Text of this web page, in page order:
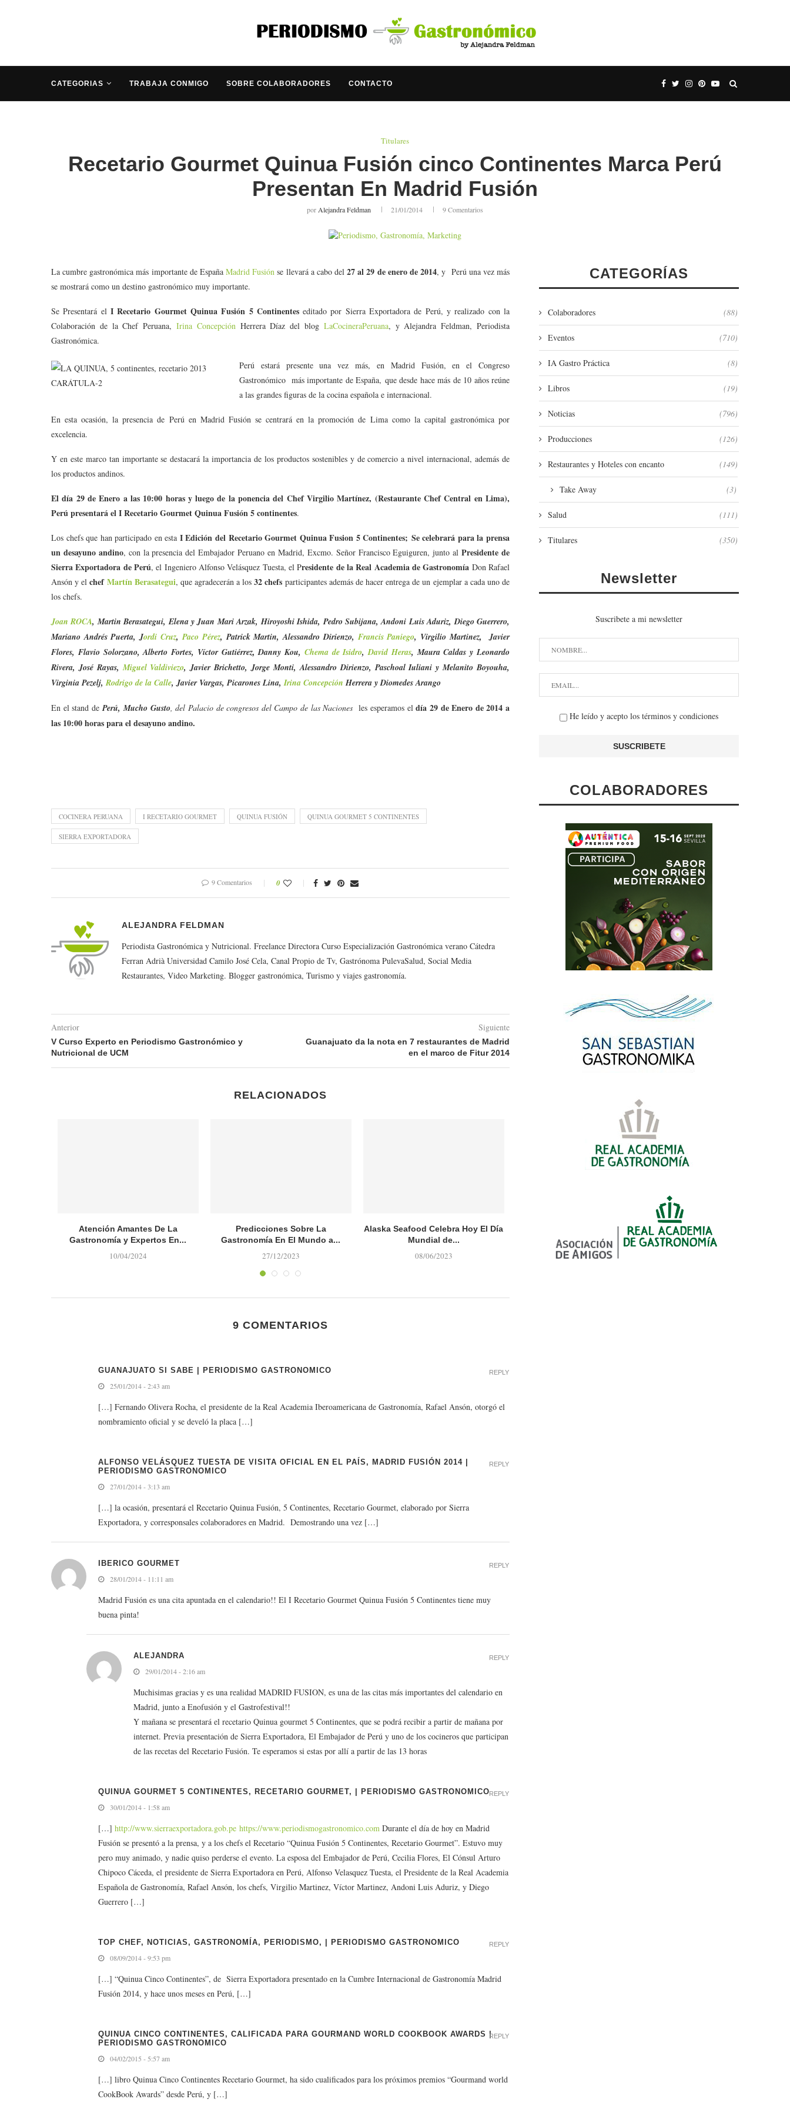
CATEGORIAS TRABAJA CONMIGO SOBRE COLABORADORES CONTACTO
Titulares
Recetario Gourmet Quinua Fusión cinco Continentes Marca Perú
Presentan En Madrid Fusión
porAlejandra Feldman 21/01/2014 9 Comentarios
La cumbre gastronómica más importante de EspañaMadrid Fusión se llevará a cabo del 27 al 29 de enero de 2014, y Perú una vez más
se mostrará como un destino gastronómico muy importante.
Se Presentará el I Recetario Gourmet Quinua Fusión 5 Continenteseditado por Sierra Exportadora de Perú, y realizado con la
Colaboración de la Chef Peruana, Irina ConcepciónHerrera Díaz del blog LaCocineraPeruana, y Alejandra Feldman, Periodista
Gastronómica.
Perú estará presente una vez más, en Madrid Fusión, en el Congreso
Gastronómico más importante de España, que desde hace más de 10 años reúne
a las grandes figuras de la cocina española e internacional.
En esta ocasión, la presencia de Perú en Madrid Fusión se centrará en la promoción de Lima como la capital gastronómica por
excelencia.
Y en este marco tan importante se destacará la importancia de los productos sostenibles y de comercio a nivel internacional, además de
los productos andinos.
El día 29 de Enero a las 10:00 horas y luego de la ponencia del Chef Virgilio Martínez, (Restaurante Chef Central en Lima),
Perú presentará el I Recetario Gourmet Quinua Fusión 5 continentes.
Los chefs que han participado en esta I Edición del Recetario Gourmet Quinua Fusion 5 Continentes; Se celebrará para la prensa
un desayuno andino, con la presencia del Embajador Peruano en Madrid, Excmo. Señor Francisco Eguiguren, junto alPresidente de
Sierra Exportadora de Perú, el Ingeniero Alfonso Velásquez Tuesta, el Presidente de la Real Academia de Gastronomía Don Rafael
Ansón y elchefMartín Berasategui, que agradecerán a los32 chefs participantes además de hacer entrega de un ejemplar a cada uno de
los chefs.
Joan ROCA, Martin Berasategui, Elena y Juan Mari Arzak, Hiroyoshi Ishida, Pedro Subijana, Andoni Luis Aduriz, Diego Guerrero,
Mariano Andrés Puerta, Jordi Cruz,Paco Pérez, Patrick Martin, Alessandro Dirienzo, Francis Paniego, Virgilio Martinez, Javier
Flores, Flavio Solorzano, Alberto Fortes, Víctor Gutiérrez, Danny Kou, Chema de Isidro,David Heras, Maura Caldas y Leonardo
Rivera, José Rayas,Miguel Valdiviezo, Javier Brichetto, Jorge Monti, Alessandro Dirienzo, Paschoal Iuliani y Melanito Boyouha,
Virginia Pezelj,Rodrigo de la Calle, Javier Vargas, Picarones Lina,Irina Concepción Herrera y Diomedes Arango
En el stand dePerú, Mucho Gusto, del Palacio de congresos del Campo de las Naciones les esperamos eldía 29 de Enero de 2014 a
las 10:00 horas para el desayuno andino.
COCINERA PERUANA I RECETARIO GOURMET QUINUA FUSIÓN QUINUA GOURMET 5 CONTINENTES
SIERRA EXPORTADORA
9 Comentarios 0
ALEJANDRA FELDMAN
Periodista Gastronómica y Nutricional. Freelance Directora Curso Especialización Gastronómica verano Cátedra
Ferran Adrià Universidad Camilo José Cela, Canal Propio de Tv, Gastrónoma PulevaSalud, Social Media
Restaurantes, Video Marketing. Blogger gastronómica, Turismo y viajes gastronomía.
Anterior
V Curso Experto en Periodismo Gastronómico y
Nutricional de UCM
Siguiente
Guanajuato da la nota en 7 restaurantes de Madrid
en el marco de Fitur 2014
RELACIONADOS
Atención Amantes De La
Gastronomía y Expertos En...
10/04/2024
Predicciones Sobre La
Gastronomía En El Mundo a...
27/12/2023
Alaska Seafood Celebra Hoy El Día
Mundial de...
08/06/2023
Llegó el fin de los
blogs…..Averígualo con Paola...
10/07/2016
II Foro Mundial Turismo
Gastronómico Entrevista
9 COMENTARIOS
GUANAJUATO SI SABE | PERIODISMO GASTRONOMICO
25/01/2014 - 2:43 am
[…] Fernando Olivera Rocha, el presidente de la Real Academia Iberoamericana de Gastronomía, Rafael Ansón, otorgó el
nombramiento oficial y se develó la placa […]
REPLY
ALFONSO VELÁSQUEZ TUESTA DE VISITA OFICIAL EN EL PAÍS, MADRID FUSIÓN 2014 |
PERIODISMO GASTRONOMICO
27/01/2014 - 3:13 am
[…] la ocasión, presentará el Recetario Quinua Fusión, 5 Continentes, Recetario Gourmet, elaborado por Sierra
Exportadora, y corresponsales colaboradores en Madrid. Demostrando una vez […]
REPLY
IBERICO GOURMET
28/01/2014 - 11:11 am
Madrid Fusión es una cita apuntada en el calendario!! El I Recetario Gourmet Quinua Fusión 5 Continentes tiene muy
buena pinta!
REPLY
ALEJANDRA
29/01/2014 - 2:16 am
Muchisimas gracias y es una realidad MADRID FUSION, es una de las citas más importantes del calendario en
Madrid, junto a Enofusión y el Gastrofestival!!
Y mañana se presentará el recetario Quinua gourmet 5 Continentes, que se podrá recibir a partir de mañana por
internet. Previa presentación de Sierra Exportadora, El Embajador de Perú y uno de los cocineros que participan
de las recetas del Recetario Fusión. Te esperamos si estas por allí a partir de las 13 horas
REPLY
QUINUA GOURMET 5 CONTINENTES, RECETARIO GOURMET, | PERIODISMO GASTRONOMICO
30/01/2014 - 1:58 am
[…] http://www.sierraexportadora.gob.pe https://www.periodismogastronomico.com Durante el día de hoy en Madrid
Fusión se presentó a la prensa, y a los chefs el Recetario “Quinua Fusión 5 Continentes, Recetario Gourmet”. Estuvo muy
pero muy animado, y nadie quiso perderse el evento. La esposa del Embajador de Perú, Cecilia Flores, El Cónsul Arturo
Chipoco Cáceda, el presidente de Sierra Exportadora en Perú, Alfonso Velasquez Tuesta, el Presidente de la Real Academia
Española de Gastronomía, Rafael Ansón, los chefs, Virgilio Martinez, Víctor Martinez, Andoni Luis Aduriz, y Diego
Guerrero […]
REPLY
TOP CHEF, NOTICIAS, GASTRONOMÍA, PERIODISMO, | PERIODISMO GASTRONOMICO
08/09/2014 - 9:53 pm
[…] “Quinua Cinco Continentes”, de Sierra Exportadora presentado en la Cumbre Internacional de Gastronomía Madrid
Fusión 2014, y hace unos meses en Perú, […]
REPLY
QUINUA CINCO CONTINENTES, CALIFICADA PARA GOURMAND WORLD COOKBOOK AWARDS |
PERIODISMO GASTRONOMICO
04/02/2015 - 5:57 am
[…] libro Quinua Cinco Continentes Recetario Gourmet, ha sido cualificados para los próximos premios “Gourmand world
CookBook Awards” desde Perú, y […]
REPLY
CATEGORÍAS
Colaboradores (88)
Eventos (710)
IA Gastro Práctica (8)
Libros (19)
Noticias (796)
Producciones (126)
Restaurantes y Hoteles con encanto (149)
Take Away (3)
Salud (111)
Titulares (350)
Newsletter
Suscribete a mi newsletter
He leído y acepto los términos y condiciones
COLABORADORES